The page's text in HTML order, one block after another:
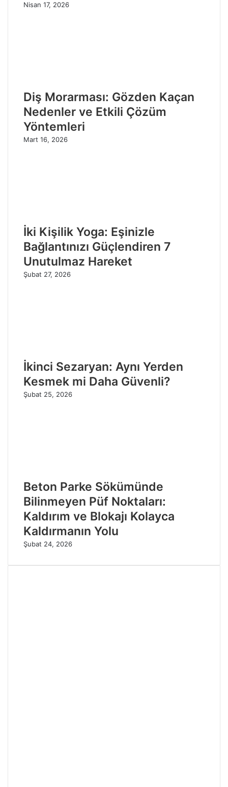
Nisan 17, 2026
Diş Morarması: Gözden Kaçan
Nedenler ve Etkili Çözüm
Yöntemleri
Mart 16, 2026
İki Kişilik Yoga: Eşinizle
Bağlantınızı Güçlendiren 7
Unutulmaz Hareket
Şubat 27, 2026
İkinci Sezaryan: Aynı Yerden
Kesmek mi Daha Güvenli?
Şubat 25, 2026
Beton Parke Sökümünde
Bilinmeyen Püf Noktaları:
Kaldırım ve Blokajı Kolayca
Kaldırmanın Yolu
Şubat 24, 2026